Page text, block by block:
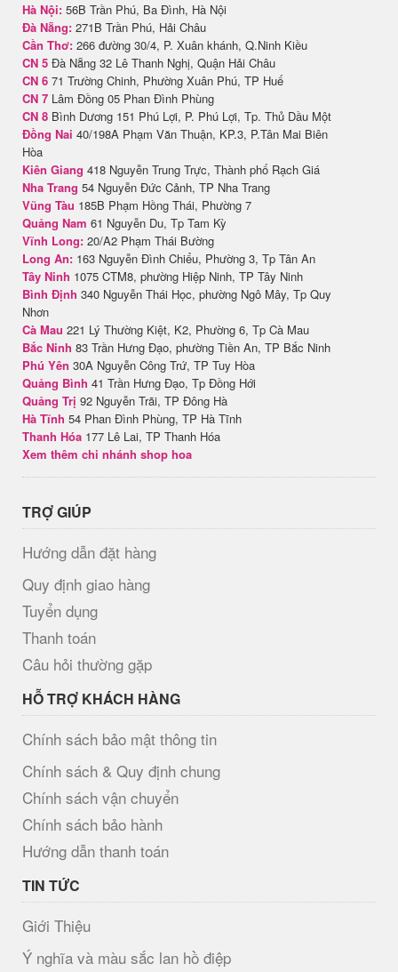
Hà Nội: 56B Trần Phú, Ba Đình, Hà Nội
Đà Nẵng: 271B Trần Phú, Hải Châu
Cần Thơ: 266 đường 30/4, P. Xuân khánh, Q.Ninh Kiều
CN 5 Đà Nẵng 32 Lê Thanh Nghị, Quận Hải Châu
CN 6 71 Trường Chinh, Phường Xuân Phú, TP Huế
CN 7 Lâm Đồng 05 Phan Đình Phùng
CN 8 Bình Dương 151 Phú Lợi, P. Phú Lợi, Tp. Thủ Dầu Một
Đồng Nai 40/198A Phạm Văn Thuận, KP.3, P.Tân Mai Biên
Hòa
Kiên Giang 418 Nguyễn Trung Trực, Thành phố Rạch Giá
Nha Trang 54 Nguyễn Đức Cảnh, TP Nha Trang
Vũng Tàu 185B Phạm Hồng Thái, Phường 7
Quảng Nam 61 Nguyễn Du, Tp Tam Kỳ
Vĩnh Long: 20/A2 Phạm Thái Bường
Long An: 163 Nguyễn Đình Chiểu, Phường 3, Tp Tân An
Tây Ninh 1075 CTM8, phường Hiệp Ninh, TP Tây Ninh
Bình Định 340 Nguyễn Thái Học, phường Ngô Mây, Tp Quy
Nhơn
Cà Mau 221 Lý Thường Kiệt, K2, Phường 6, Tp Cà Mau
Bắc Ninh 83 Trần Hưng Đạo, phường Tiền An, TP Bắc Ninh
Phú Yên 30A Nguyễn Công Trứ, TP Tuy Hòa
Quảng Bình 41 Trần Hưng Đạo, Tp Đồng Hới
Quảng Trị 92 Nguyễn Trãi, TP Đông Hà
Hà Tĩnh 54 Phan Đình Phùng, TP Hà Tĩnh
Thanh Hóa 177 Lê Lai, TP Thanh Hóa
Xem thêm chi nhánh shop hoa
TRỢ GIÚP
Hướng dẫn đặt hàng
Quy định giao hàng
Tuyển dụng
Thanh toán
Câu hỏi thường gặp
HỖ TRỢ KHÁCH HÀNG
Chính sách bảo mật thông tin
Chính sách & Quy định chung
Chính sách vận chuyển
Chính sách bảo hành
Hướng dẫn thanh toán
TIN TỨC
Giới Thiệu
Ý nghĩa và màu sắc lan hồ điệp